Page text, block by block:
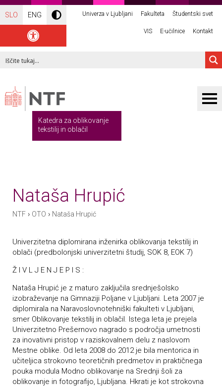
SLO ENG Univerza v Ljubljani Fakulteta Študentski svet
VIS E-učilnice Kontakt
Katedra za oblikovanje
tekstilij in oblačil
Nataša Hrupić
NTF › OTO › Nataša Hrupić
Univerzitetna diplomirana inženirka oblikovanja tekstilij in
oblači (predbolonjski univerzitetni študij, SOK 8, EOK 7)
Ž I V L J E N J E P I S :
Nataša Hrupić je z maturo zaključila srednješolsko
izobraževanje na Gimnaziji Poljane v Ljubljani. Leta 2007 je
diplomirala na Naravoslovnotehniški fakulteti v Ljubljani,
smer Oblikovanje tekstilij in oblačil. Istega leta je prejela
Univerzitetno Prešernovo nagrado s področja umetnosti
za inovativni pristop v raziskovalnem delu z naslovom
Mestne oblike. Od leta 2008 do 2012 je bila mentorica in
učiteljica strokovno teoretičnih predmetov in praktičnega
pouka modula Modno oblikovanje na Srednji šoli za
oblikovanje in fotografijo, Ljubljana. Hkrati je kot strokovna